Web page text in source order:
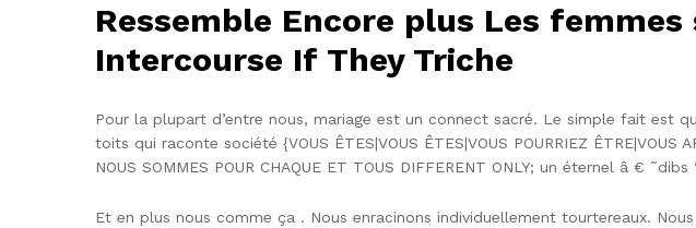
Ressemble Encore plus Les
Intercourse If They Triche
Pour la plupart d’entre nous, mariage est un connect sacré. Le simple fait est
toits qui raconte société {VOUS ÊTES|VOUS ÊTES|VOUS POURRIEZ ÊTRE|VOUS
NOUS SOMMES POUR CHAQUE ET TOUS DIFFERENT ONLY; un éternel â €
Et en plus nous comme ça . Nous enracinons individuellement tourtereaux.